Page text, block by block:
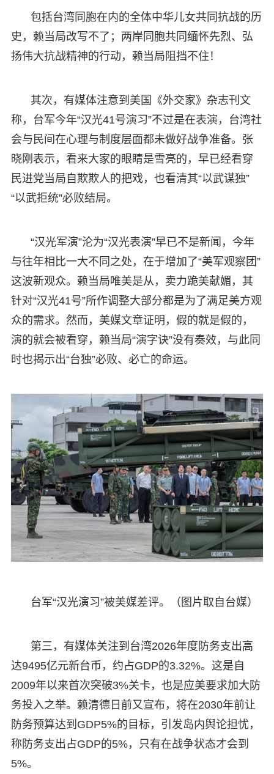
包括台湾同胞在内的全体中华儿女共同抗战的历
史，赖当局改写不了；两岸同胞共同缅怀先烈、弘
扬伟大抗战精神的行动，赖当局阻挡不住！
其次，有媒体注意到美国《外交家》杂志刊文
称，台军今年“汉光41号演习”不过是在表演，台湾社
会与民间在心理与制度层面都未做好战争准备。张
晓刚表示，看来大家的眼睛是雪亮的，早已经看穿
民进党当局自欺欺人的把戏，也看清其“以武谋独”
“以武拒统”必败结局。
“汉光军演”沦为“汉光表演”早已不是新闻，今年
与往年相比一大不同之处，在于增加了“美军观察团”
这波新观众。赖当局唯美是从，卖力跪美献媚，其
针对“汉光41号”所作调整大部分都是为了满足美方观
众的需求。然而，美媒文章证明，假的就是假的，
演的就会被看穿，赖当局“演字诀”没有奏效，与此同
时也揭示出“台独”必败、必亡的命运。
台军“汉光演习”被美媒差评。（图片取自台媒）
第三，有媒体关注到台湾2026年度防务支出高
达9495亿元新台币，约占GDP的3.32%。这是自
2009年以来首次突破3%关卡，也是应美要求加大防
务投入之举。赖清德日前又宣布，将在2030年前让
防务预算达到GDP5%的目标，引发岛内舆论担忧，
称防务支出占GDP的5%，只有在战争状态才会到
5%。